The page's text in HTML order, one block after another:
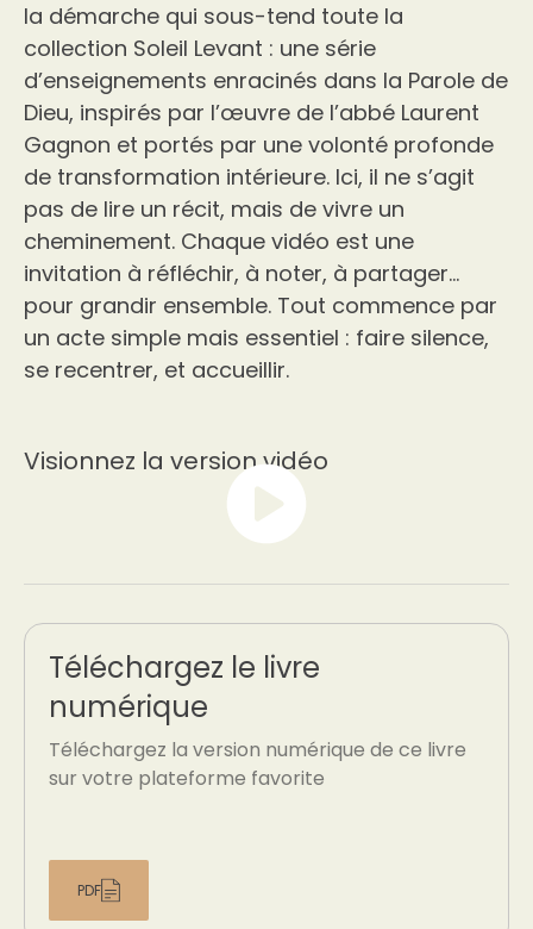
la démarche qui sous-tend toute la
collection Soleil Levant : une série
d’enseignements enracinés dans la Parole de
Dieu, inspirés par l’œuvre de l’abbé Laurent
Gagnon et portés par une volonté profonde
de transformation intérieure. Ici, il ne s’agit
pas de lire un récit, mais de vivre un
cheminement. Chaque vidéo est une
invitation à réfléchir, à noter, à partager…
pour grandir ensemble. Tout commence par
un acte simple mais essentiel : faire silence,
se recentrer, et accueillir.
Visionnez la version vidéo
Téléchargez le livre
numérique
Téléchargez la version numérique de ce livre
sur votre plateforme favorite
PDF